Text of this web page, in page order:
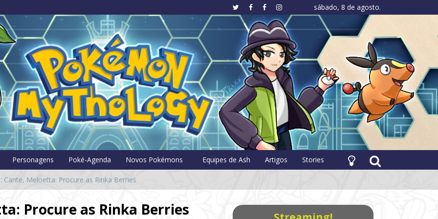
sábado, 8 de agosto.
Pokémon Mythology
Personagens Poké-Agenda Novos Pokémons Equipes de Ash Artigos Stories
Cante, Meloetta: Procure as Rinka Berries
Procure as Rinka Berries